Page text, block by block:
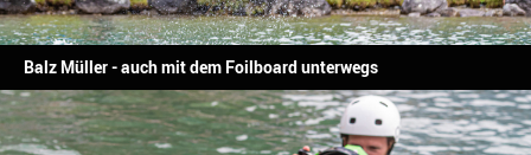
Balz Müller - auch mit dem Foilboard unterwegs